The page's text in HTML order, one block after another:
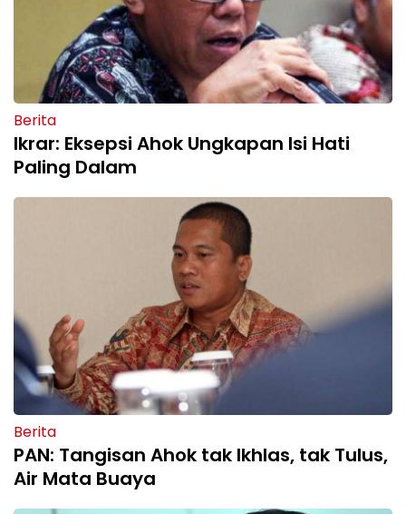
Berita
Ikrar: Eksepsi Ahok Ungkapan Isi Hati
Paling Dalam
Berita
PAN: Tangisan Ahok tak Ikhlas, tak Tulus,
Air Mata Buaya